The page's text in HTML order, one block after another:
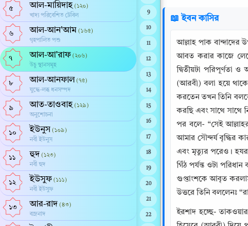
৫ আল-মায়িদাহ (১২০)
খাদ্য পরিবেশিত টেবিল
৬ আল-আন'আম (১৬৫)
গৃহপালিত পশু
৭ আল-আ'রাফ (২০৬)
উচু স্থানসমূহ
৮ আল-আনফাল (৭৫)
যুদ্ধে-লব্ধ ধনসম্পদ
৯ আত-তাওবাহ (১২৯)
অনুশোচনা
১০ ইউনুস (১০৯)
নবী ইউনুস
১১ হুদ (১২৩)
নবী হুদ
১২ ইউসুফ (১১১)
নবী ইউসুফ
১৩ আর-রাদ (৪৩)
বজ্রনাদ
9
10
11
12
13
14
15
16
17
18
19
20
21
22
📖 ইবন কাসির
আল্লাহ পাক
আবত করার কাজে
দ্বিতীয়টা পরিপূর্ণতা
(আরবী) বলা হয়ে
করতেন তখন তিনি
করছি এবং সাথে সাথে
পর বলে- “সেই
আমার সৌন্দর্য বৃদ্ধির
এবং মৃত্যুর পরেও।
গিঁঠ পর্যন্ত ওটা
গুপ্তাংশকে আবৃত
উত্তরে তিনি বললেনঃ
ইরশাদ হচ্ছে-